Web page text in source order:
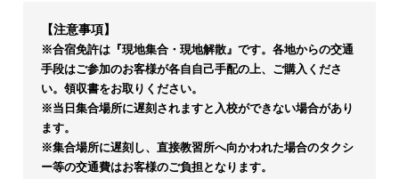
【注意事項】
※合宿免許は『現地集合・現地解散』です。各地からの交通
手段はご参加のお客様が各自自己手配の上、ご購入くださ
い。領収書をお取りください。
※当日集合場所に遅刻されますと入校ができない場合があり
ます。
※集合場所に遅刻し、直接教習所へ向かわれた場合のタクシ
ー等の交通費はお客様のご負担となります。